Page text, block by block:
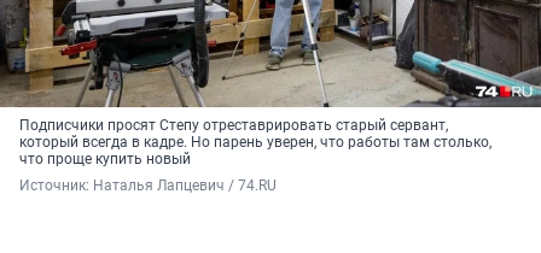
Подписчики просят Степу отреставрировать старый сервант,
который всегда в кадре. Но парень уверен, что работы там столько,
что проще купить новый
Источник: Наталья Лапцевич / 74.RU